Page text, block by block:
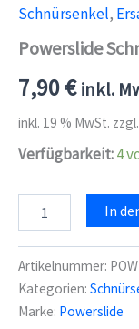
Schnürsenkel,
Powerslide
7,90€ inkl.
inkl. 19 % MwSt. zzgl.
Verfügbarkeit:4
Schnürsenkel
Laces
Menge
In
Artikelnummer:
Kategorien:
Marke: Powerslide